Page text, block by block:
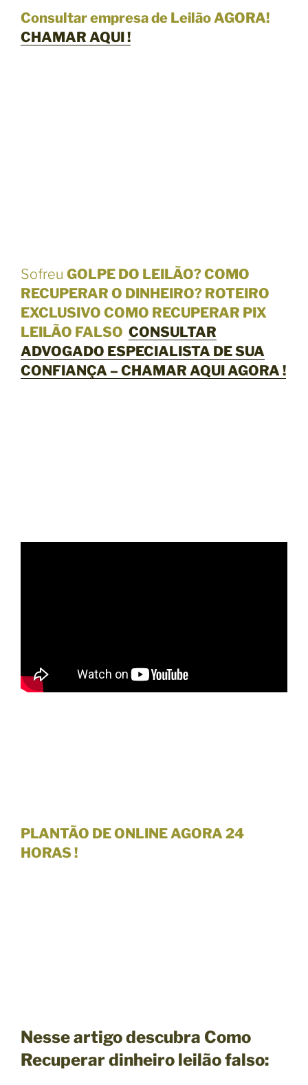
Consultar empresa de Leilão AGORA!
CHAMAR AQUI !
Sofreu GOLPE DO LEILÃO? COMO
RECUPERAR O DINHEIRO? ROTEIRO
EXCLUSIVO COMO RECUPERAR PIX
LEILÃO FALSO CONSULTAR
ADVOGADO ESPECIALISTA DE SUA
CONFIANÇA – CHAMAR AQUI AGORA !
PLANTÃO DEONLINE AGORA 24
HORAS !
Nesse artigo descubra Como
Recuperar dinheiro leilão falso: